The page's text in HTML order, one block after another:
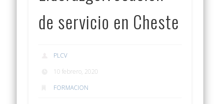
de servicio en Cheste
PLCV
10 febrero, 2020
FORMACION